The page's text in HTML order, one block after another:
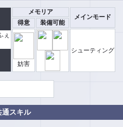
メモリア
メインモード
得意 装備可能
妨害
シューティング
通スキル